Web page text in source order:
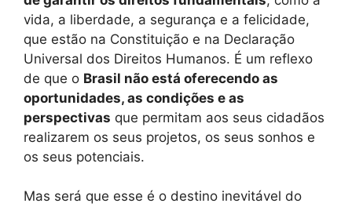
vida, a liberdade, a segurança e a felicidade,
que estão na Constituição e na Declaração
Universal dos Direitos Humanos. É um reflexo
de que o Brasil não está oferecendo as
oportunidades, as condições e as
perspectivas que permitam aos seus cidadãos
realizarem os seus projetos, os seus sonhos e
os seus potenciais.
Mas será que esse é o destino inevitável do